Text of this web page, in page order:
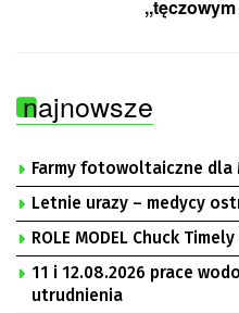
najnowsze
Farmy fotowoltaiczne dla
Letnie urazy – medycy
ROLE MODEL Chuck
11 i 12.08.2026 prace
utrudnienia